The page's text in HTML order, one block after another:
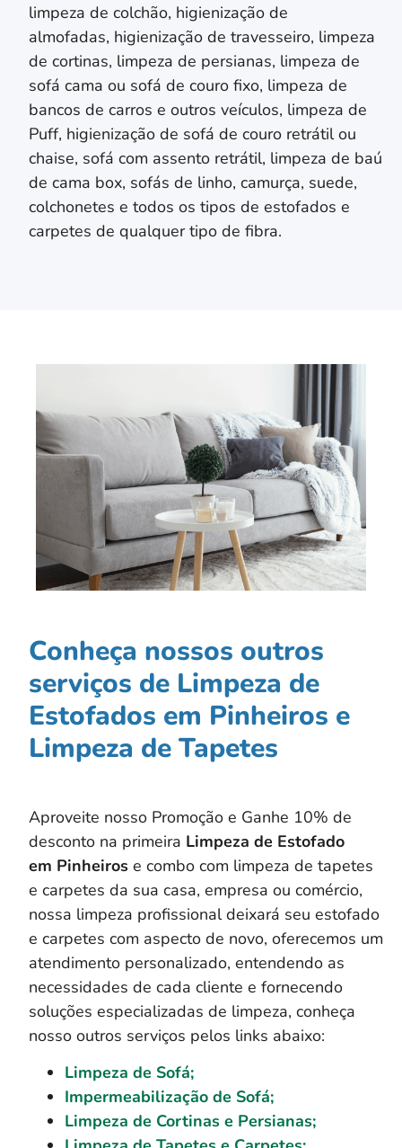
limpeza de colchão, higienização de
almofadas, higienização de travesseiro, limpeza
de cortinas, limpeza de persianas, limpeza de
sofá cama ou sofá de couro fixo, limpeza de
bancos de carros e outros veículos, limpeza de
Puff, higienização de sofá de couro retrátil ou
chaise, sofá com assento retrátil, limpeza de baú
de cama box, sofás de linho, camurça, suede,
colchonetes e todos os tipos de estofados e
carpetes de qualquer tipo de fibra.
Conheça nossos outros
serviços de Limpeza de
Estofados em Pinheiros e
Limpeza de Tapetes
Aproveite nosso Promoção e Ganhe 10% de
desconto na primeira Limpeza de Estofado
em Pinheiros e combo com limpeza de tapetes
e carpetes da sua casa, empresa ou comércio,
nossa limpeza profissional deixará seu estofado
e carpetes com aspecto de novo, oferecemos um
atendimento personalizado, entendendo as
necessidades de cada cliente e fornecendo
soluções especializadas de limpeza, conheça
nosso outros serviços pelos links abaixo:
Limpeza de Sofá;
Impermeabilização de Sofá;
Limpeza de Cortinas e Persianas;